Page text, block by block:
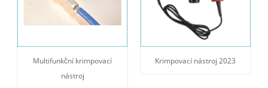
Multifunkční krimpovací
nástroj
Krimpovací nástroj 2023